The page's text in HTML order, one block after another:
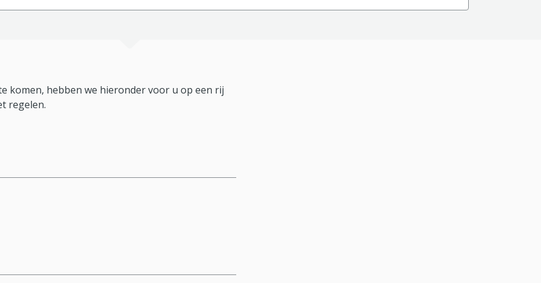
komen, hebben we hieronder voor u op een rij
regelen.